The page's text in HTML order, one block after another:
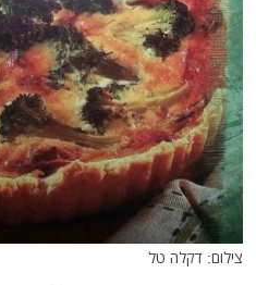
צילום: דקלה טל